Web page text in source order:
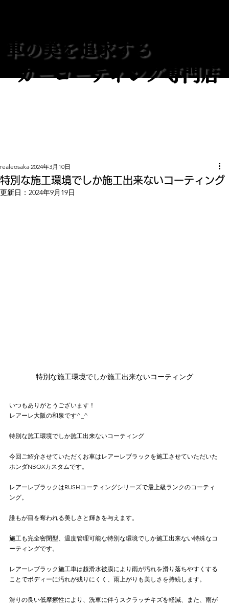
車の美を追求する
カーコーティング専門店
特別な施工環境でしか施工出来ないコーティング
realeosaka 2024年3月10日
更新日： 2024年9月19日
特別な施工環境でしか施工出来ないコーティング
いつもありがとうございます！
レアーレ大阪の和泉です^_^
特別な施工環境でしか施工出来ないコーティング
今回ご紹介させていただくお車はレアーレブラックを施工させていただいた
ホンダNBOXカスタムです。
レアーレブラックはRUSHコーティングシリーズで最上級ランクのコーティ
ング。
誰もが目を奪われる美しさと輝きを与えます。
施工も完全密閉型、温度管理可能な特別な環境でしか施工出来ない特殊なコ
ーティングです。
レアーレブラック施工車は超滑水被膜により雨が汚れを滑り落ちやすくする
ことでボディーに汚れが残りにくく、雨上がりも美しさを持続します。
滑りの良い低摩擦性により、洗車に伴うスクラッチキズを軽減、また、雨が